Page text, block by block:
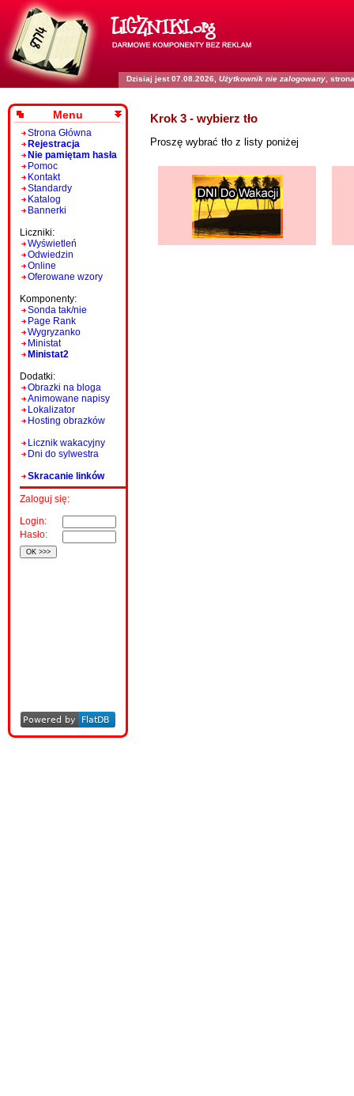
Dzisiaj jest 07.08.2026, Użytkownik nie zalogowany ,
Menu
Strona Główna
Rejestracja
Nie pamiętam hasła
Pomoc
Kontakt
Standardy
Katalog
Bannerki
Liczniki:
Wyświetleń
Odwiedzin
Online
Oferowane wzory
Komponenty:
Sonda tak/nie
Page Rank
Wygryzanko
Ministat
Ministat2
Dodatki:
Obrazki na bloga
Animowane napisy
Lokalizator
Hosting obrazków
Licznik wakacyjny
Dni do sylwestra
Skracanie linków
Zaloguj się:
Login:
Hasło:
Krok 3 - wybierz tło
Proszę wybrać tło z listy poniżej